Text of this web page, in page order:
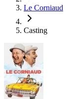
Le Corniaud
Casting